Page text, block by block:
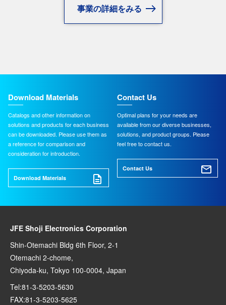
事業の詳細をみる
Download Materials
Catalogs and other information on
solutions and products for each business
can be downloaded. Please use them as
a reference for comparison and
consideration for introduction.
Download Materials
Contact Us
Optimal plans for your needs are
available from our diverse businesses,
solutions, and product groups. Please
feel free to contact us.
Contact Us
JFE Shoji Electronics Corporation
Shin-Otemachi Bldg 6th Floor, 2-1
Otemachi 2-chome,
Chiyoda-ku, Tokyo 100-0004, Japan
Tel:81-3-5203-5630
FAX:81-3-5203-5625